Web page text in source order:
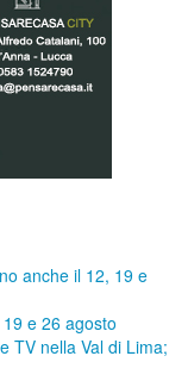
anche il 12, 19 e
e 26 agosto
TV nella Val di Lima;